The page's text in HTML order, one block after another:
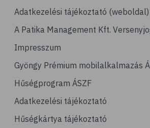
Adatkezelési tájékoztató (weboldal)
A Patika Management Kft.
Impresszum
Gyöngy Prémium mobilalkalmazás
Hűségprogram ÁSZF
Adatkezelési tájékoztató
Hűségkártya tájékoztató